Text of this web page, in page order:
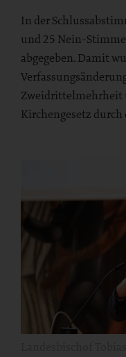
In der
und 25 Nein-
abgegeben. Damit
Zweidrittelmehrheit
Kirchengesetz durch